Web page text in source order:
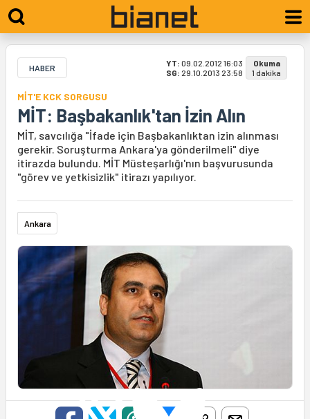
HABER YT: 09.02.2012 16:03
SG: 29.10.2013 23:58
Okuma
1 dakika
MİT'E KCK SORGUSU
MİT: Başbakanlık'tan İzin Alın
MİT, savcılığa "İfade için Başbakanlıktan izin alınması
gerekir. Soruşturma Ankara'ya gönderilmeli" diye
itirazda bulundu. MİT Müsteşarlığı'nın başvurusunda
"görev ve yetkisizlik" itirazı yapılıyor.
Ankara